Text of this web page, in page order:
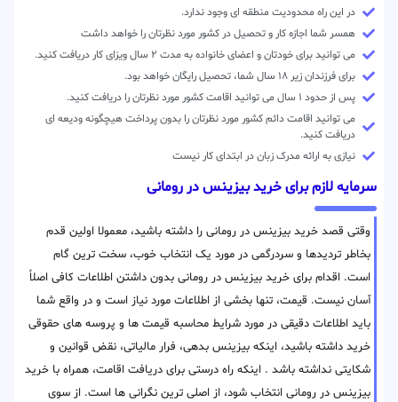
در این راه محدودیت منطقه ای وجود ندارد.
همسر شما اجازه کار و تحصیل در کشور مورد نظرتان را خواهد داشت
می توانید برای خودتان و اعضای خانواده به مدت ۲ سال ویزای کار دریافت کنید.
برای فرزندان زیر ۱۸ سال شما، تحصیل رایگان خواهد بود.
پس از حدود ۱ سال می توانید اقامت کشور مورد نظرتان را دریافت کنید.
می توانید اقامت دائم کشور مورد نظرتان را بدون پرداخت هیچگونه ودیعه ای
دریافت کنید.
نیازی به ارائه مدرک زبان در ابتدای کار نیست
سرمایه لازم برای خرید بیزینس در رومانی
وقتی قصد خرید بیزینس در رومانی را داشته باشید، معمولا اولین قدم
بخاطر تردیدها و سردرگمی در مورد یک انتخاب خوب، سخت ترین گام
است. اقدام برای خرید بیزینس در رومانی بدون داشتن اطلاعات کافی اصلاً
آسان نیست. قیمت، تنها بخشی از اطلاعات مورد نیاز است و در واقع شما
باید اطلاعات دقیقی در مورد شرایط محاسبه قیمت ها و پروسه های حقوقی
خرید داشته باشید، اینکه بیزینس بدهی، فرار مالیاتی، نقض قوانین و
شکایتی نداشته باشد . اینکه راه درستی برای دریافت اقامت، همراه با خرید
بیزینس در رومانی انتخاب شود، از اصلی ترین نگرانی ها است. از سوی